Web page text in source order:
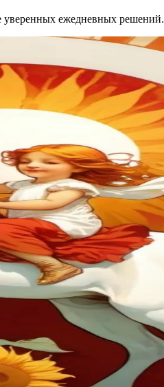
уверенных ежедневных решений.